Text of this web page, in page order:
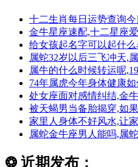
十二生肖每日运势查询
金牛星座速配,十二星座
给女孩起名字可以起什
属蛇32岁以后三飞冲天,
属牛的什么时候转运呢
74年属虎今年身体健康
处女座面对感情纠结,金
被天蝎男当备胎揭穿,如
家里人身体不好风水,让
属蛇金牛座男人能吗,属
❂ 近期发布：